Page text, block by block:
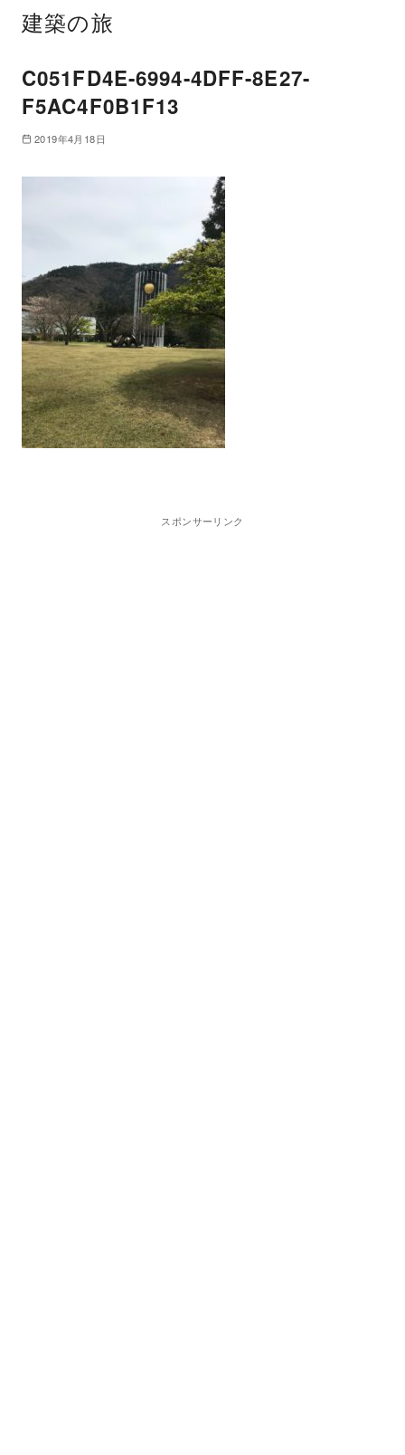
建築の旅
C051FD4E-6994-4DFF-8E27-
F5AC4F0B1F13
2019年4月18日
スポンサーリンク